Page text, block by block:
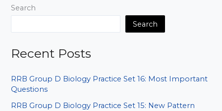
Baar
Gaye
Search
Search
Recent Posts
RRB Group D Biology Practice Set 16: Most Important
Questions
RRB Group D Biology Practice Set 15: New Pattern